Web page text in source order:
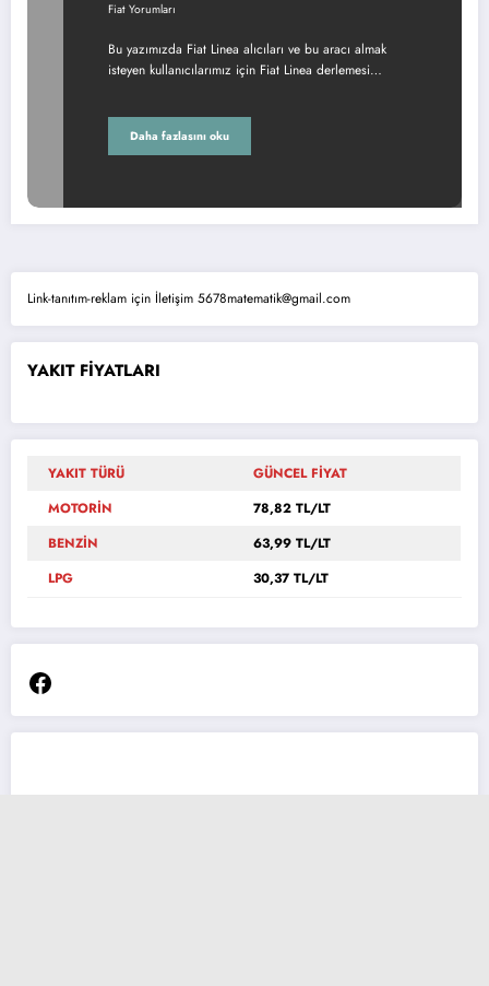
Fiat Yorumları
Bu yazımızda Fiat Linea alıcıları ve bu aracı almak
isteyen kullanıcılarımız için Fiat Linea derlemesi…
Daha fazlasını oku
Link-tanıtım-reklam için İletişim 5678matematik@gmail.com
YAKIT FİYATLARI
YAKIT TÜRÜ
GÜNCEL FİYAT
MOTORİN
78,82 TL/LT
BENZİN
63,99 TL/LT
LPG
30,37 TL/LT
Facebook